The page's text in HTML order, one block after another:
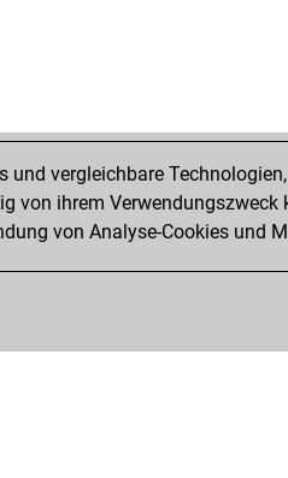
und vergleichbare
von ihrem
von Analyse-Cookies und